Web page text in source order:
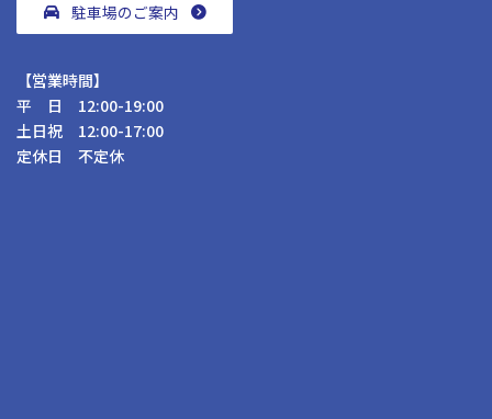
駐車場のご案内
【営業時間】
平 日 12:00-19:00
土日祝 12:00-17:00
定休日 不定休